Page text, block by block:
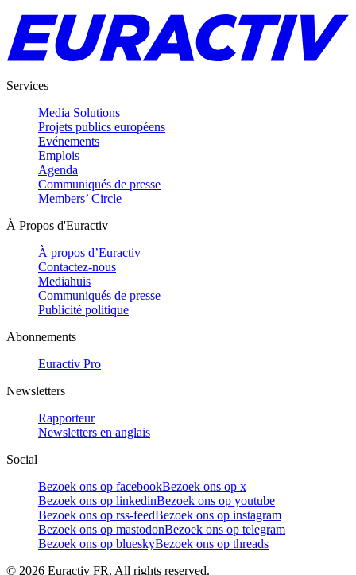
Services
Media Solutions
Projets publics européens
Evénements
Emplois
Agenda
Communiqués de presse
Members’ Circle
À Propos d'Euractiv
À propos d’Euractiv
Contactez-nous
Mediahuis
Communiqués de presse
Publicité politique
Abonnements
Euractiv Pro
Newsletters
Rapporteur
Newsletters en anglais
Social
Bezoek ons op facebookBezoek ons op x
Bezoek ons op linkedinBezoek ons op youtube
Bezoek ons op rss-feedBezoek ons op instagram
Bezoek ons op mastodonBezoek ons op telegram
Bezoek ons op blueskyBezoek ons op threads
© 2026 Euractiv FR. All rights reserved.